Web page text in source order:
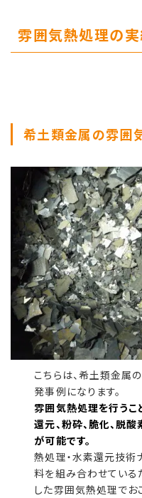
雰囲気熱処理の
希土類金属の雰囲
こちらは、希土類金属
発事例になります。
雰囲気熱処理を行うこ
還元、粉砕、脆化、脱
が可能です。
熱処理・水素還元技術
料を組み合わせている
した雰囲気熱処理でお